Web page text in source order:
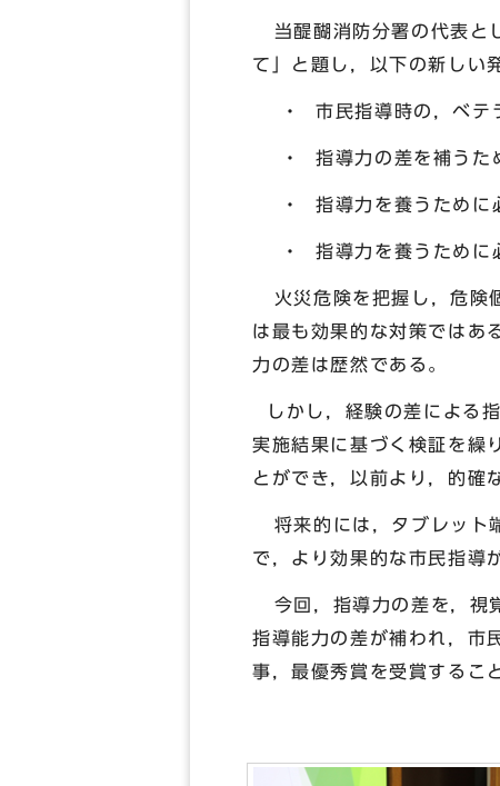
当醍醐消防分署の代表と
て」と題し，以下の新しい
・ 市民指導時の，ベテ
・ 指導力の差を補うた
・ 指導力を養うために
・ 指導力を養うために
火災危険を把握し，危険
は最も効果的な対策ではあ
力の差は歴然である。
しかし，経験の差による
実施結果に基づく検証を繰
とができ，以前より，的確
将来的には，タブレット
で，より効果的な市民指導
今回，指導力の差を，視
指導能力の差が補われ，市
事，最優秀賞を受賞するこ